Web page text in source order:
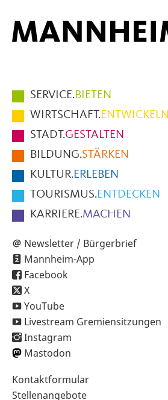
Hauptmenüpunkte
im
Fußbereich
der
Seite
SERVICE.BIETEN
WIRTSCHAFT.ENTWICKELN
STADT.GESTALTEN
BILDUNG.STÄRKEN
KULTUR.ERLEBEN
TOURISMUS.ENTDECKEN
KARRIERE.MACHEN
Newsletter / Bürgerbrief
Mannheim-App
Facebook
X
YouTube
Livestream Gremiensitzungen
Instagram
Mastodon
Sekundärnavigation
im
Kontaktformular
Stellenangebote